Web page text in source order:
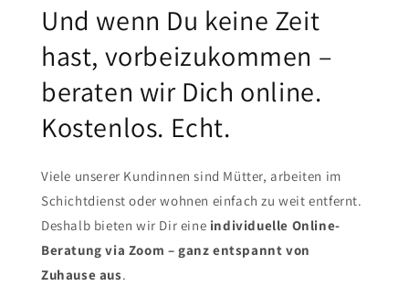
Und wenn Du keine Zeit
hast, vorbeizukommen –
beraten wir Dich online.
Kostenlos. Echt.
Viele unserer Kundinnen sind Mütter, arbeiten im
Schichtdienst oder wohnen einfach zu weit entfernt.
Deshalb bieten wir Dir eine individuelle Online-
Beratung via Zoom – ganz entspannt von
Zuhause aus.